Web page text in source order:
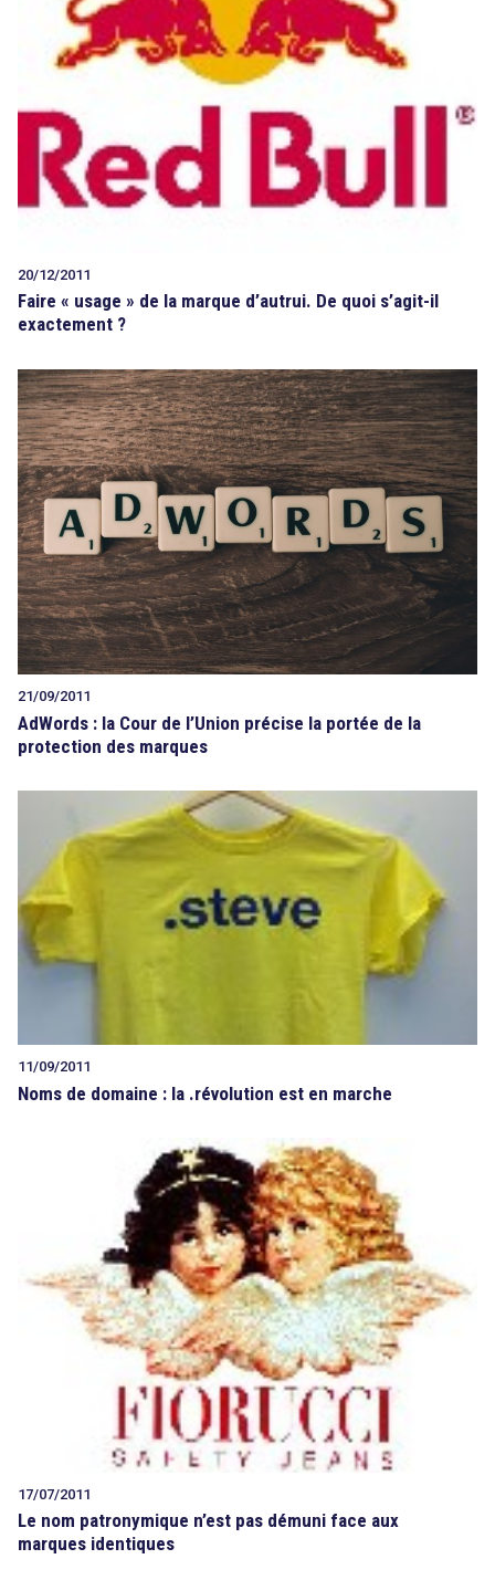
20/12/2011
Faire « usage » de la marque d’autrui. De quoi s’agit-il
exactement ?
21/09/2011
AdWords : la Cour de l’Union précise la portée de la
protection des marques
11/09/2011
Noms de domaine : la .révolution est en marche
17/07/2011
Le nom patronymique n’est pas démuni face aux
marques identiques